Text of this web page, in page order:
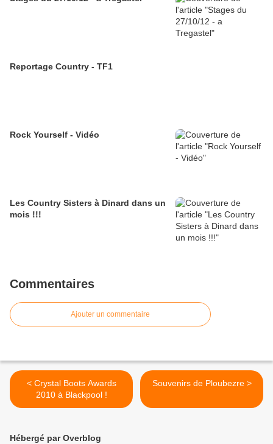
Reportage Country - TF1
Rock Yourself - Vidéo
Les Country Sisters à Dinard dans un
mois !!!
Commentaires
Ajouter un commentaire
< Crystal Boots Awards
2010 à Blackpool !
Souvenirs de Ploubezre >
Hébergé par Overblog